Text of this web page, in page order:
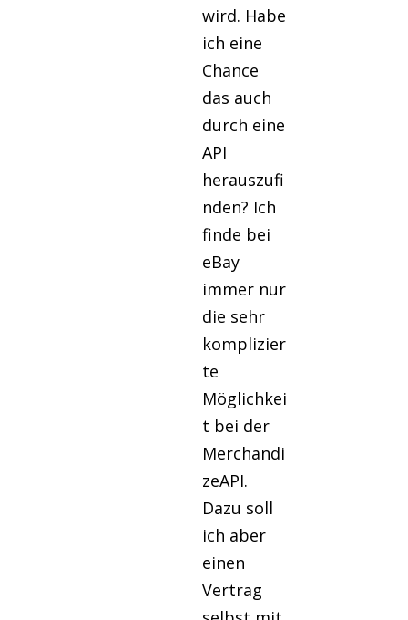
wird. Habe
ich eine
Chance
das auch
durch eine
API
herauszufi
nden? Ich
finde bei
eBay
immer nur
die sehr
komplizier
te
Möglichkei
t bei der
Merchandi
zeAPI.
Dazu soll
ich aber
einen
Vertrag